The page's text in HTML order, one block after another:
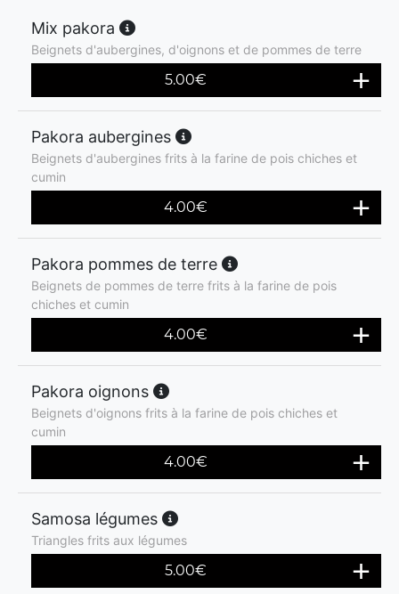
Mix pakora
Beignets d'aubergines, d'oignons et de pommes de terre
5.00€
Pakora aubergines
Beignets d'aubergines frits à la farine de pois chiches et
cumin
4.00€
Pakora pommes de terre
Beignets de pommes de terre frits à la farine de pois
chiches et cumin
4.00€
Pakora oignons
Beignets d'oignons frits à la farine de pois chiches et
cumin
4.00€
Samosa légumes
Triangles frits aux légumes
5.00€